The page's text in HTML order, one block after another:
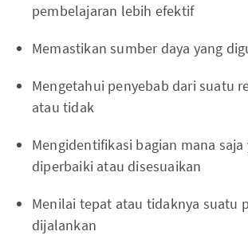
pembelajaran lebih efektif
Memastikan sumber daya yang
Mengetahui penyebab dari suatu
atau tidak
Mengidentifikasi bagian mana
diperbaiki atau disesuaikan
Menilai tepat atau tidaknya suatu
dijalankan